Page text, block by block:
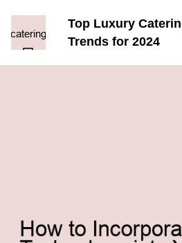
Top Luxury
Trends for 2024